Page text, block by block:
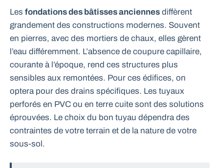
Les fondations des bâtisses anciennes diffèrent
grandement des constructions modernes. Souvent
en pierres, avec des mortiers de chaux, elles gèrent
l’eau différemment. L’absence de coupure capillaire,
courante à l’époque, rend ces structures plus
sensibles aux remontées. Pour ces édifices, on
optera pour des drains spécifiques. Les tuyaux
perforés en PVC ou en terre cuite sont des solutions
éprouvées. Le choix du bon tuyau dépendra des
contraintes de votre terrain et de la nature de votre
sous-sol.